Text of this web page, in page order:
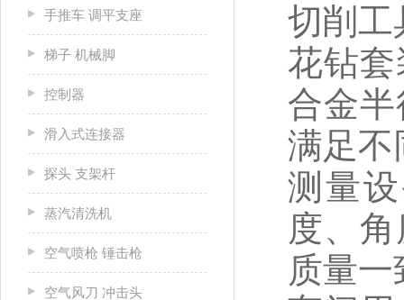
手推车 调平支座
梯子 机械脚
控制器
滑入式连接器
探头 支架杆
蒸汽清洗机
空气喷枪 锤击枪
空气风刀 冲击头
切削工
花钻
合金
满足不
测量
度、
质量